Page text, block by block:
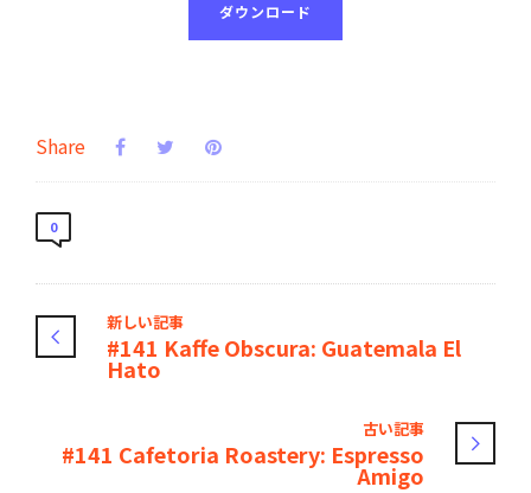
ダウンロード
Share
0
新しい記事
#141 Kaffe Obscura: Guatemala El
Hato
古い記事
#141 Cafetoria Roastery: Espresso
Amigo